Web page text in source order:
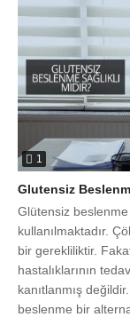
1
Glutensiz
Glütensiz
kullanılmaktadır.
bir gerekliliktir.
hastalıklarının
kanıtlanmış
beslenme bir